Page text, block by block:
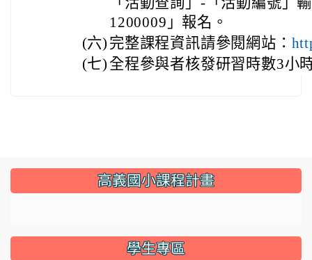
1200009」報名。
(六) 完整課程資訊請參閱網站：
(七) 全程參與者核發研習時數3小
::: 高義國小課程計畫
學生專區